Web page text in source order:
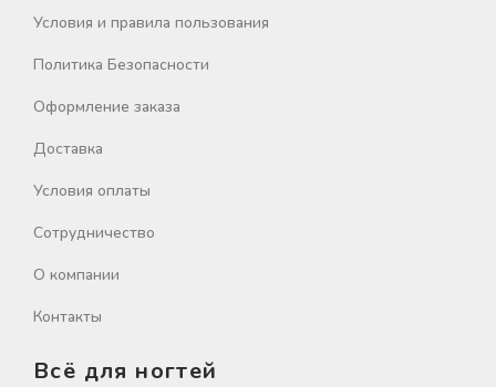
Условия и правила пользования
Политика Безопасности
Оформление заказа
Доставка
Условия оплаты
Сотрудничество
О компании
Контакты
Всё для ногтей